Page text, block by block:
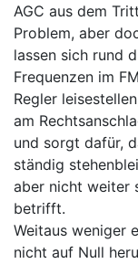
AGC aus dem
Problem, aber
lassen sich rund
Frequenzen im
Regler
am
und sorgt dafür,
ständig
aber nicht weiter
betrifft.
Weitaus weniger
nicht auf Null